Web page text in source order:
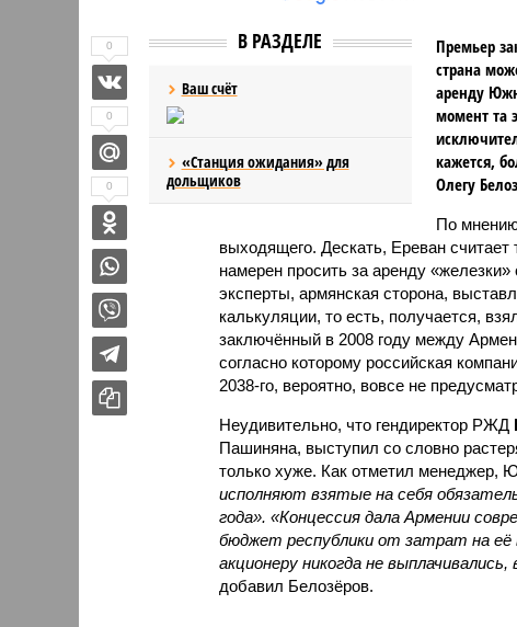
В РАЗДЕЛЕ
Ваш счёт
«Станция ожидания» для
дольщиков
Премьер
страна
аренду
момент та
кажется,
Олегу
По
выходящего. Дескать, Ереван считает
намерен просить за аренду
эксперты, армянская сторона,
калькуляции, то есть, получается,
заключённый в 2008 году между
согласно которому российская
2038-го, вероятно, вовсе не
Неудивительно, что гендиректор РЖД
Пашиняна, выступил со словно
только хуже. Как отметил
исполняют взятые на себя
года». «Концессия дала Армении
бюджет республики от затрат на её
акционеру никогда не
добавил Белозёров.
0
0
0